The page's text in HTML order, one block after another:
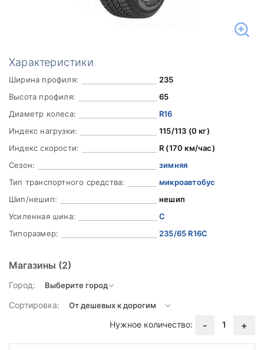
Характеристики
Ширина профиля:
235
Высота профиля:
65
Диаметр колеса:
R16
Индекс нагрузки:
115/113 (0 кг)
Индекс скорости:
R (170 км/час)
Сезон:
зимняя
Тип транспортного средства:
микроавтобус
Шип/нешип:
нешип
Усиленная шина:
C
Типоразмер:
235/65 R16C
Магазины (2)
Город:
Сортировка:
Нужное количество:
- 1 +